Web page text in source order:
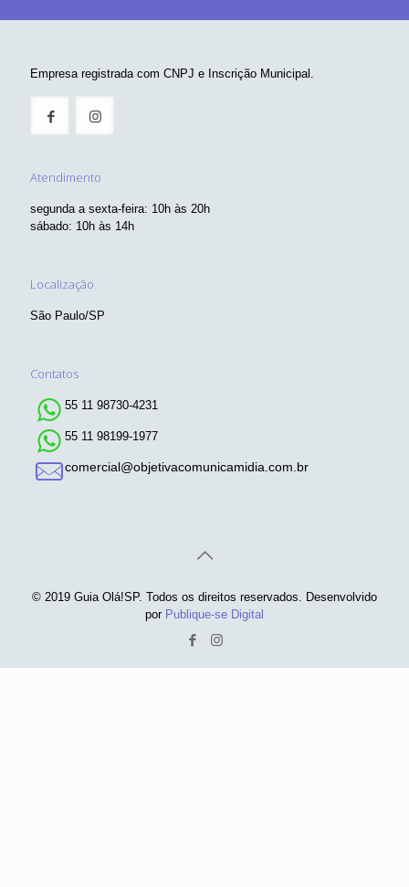
Empresa registrada com CNPJ e Inscrição Municipal.
Atendimento
segunda a sexta-feira: 10h às 20h
sábado: 10h às 14h
Localização
São Paulo/SP
Contatos
55 11 98730-4231
55 11 98199-1977
comercial@objetivacomunicamidia.com.br
© 2019 Guia Olá!SP. Todos os direitos reservados. Desenvolvido
por Publique-se Digital